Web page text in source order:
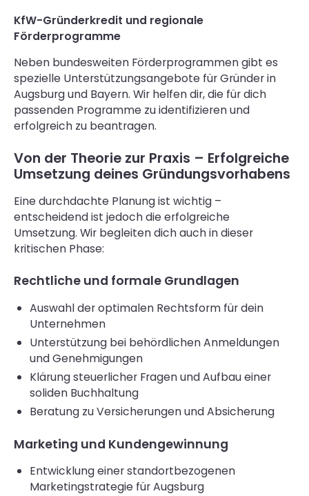
KfW-Gründerkredit und regionale
Förderprogramme
Neben bundesweiten Förderprogrammen gibt es
spezielle Unterstützungsangebote für Gründer in
Augsburg und Bayern. Wir helfen dir, die für dich
passenden Programme zu identifizieren und
erfolgreich zu beantragen.
Von der Theorie zur Praxis – Erfolgreiche
Umsetzung deines Gründungsvorhabens
Eine durchdachte Planung ist wichtig –
entscheidend ist jedoch die erfolgreiche
Umsetzung. Wir begleiten dich auch in dieser
kritischen Phase:
Rechtliche und formale Grundlagen
Auswahl der optimalen Rechtsform für dein
Unternehmen
Unterstützung bei behördlichen Anmeldungen
und Genehmigungen
Klärung steuerlicher Fragen und Aufbau einer
soliden Buchhaltung
Beratung zu Versicherungen und Absicherung
Marketing und Kundengewinnung
Entwicklung einer standortbezogenen
Marketingstrategie für Augsburg